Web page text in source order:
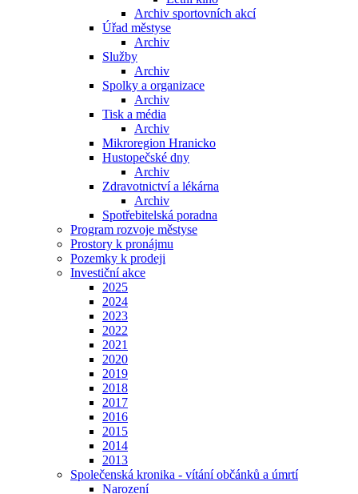
Archiv sportovních akcí
Úřad městyse
Archiv
Služby
Archiv
Spolky a organizace
Archiv
Tisk a média
Archiv
Mikroregion Hranicko
Hustopečské dny
Archiv
Zdravotnictví a lékárna
Archiv
Spotřebitelská poradna
Program rozvoje městyse
Prostory k pronájmu
Pozemky k prodeji
Investiční akce
2025
2024
2023
2022
2021
2020
2019
2018
2017
2016
2015
2014
2013
Společenská kronika - vítání občánků a úmrtí
Narození